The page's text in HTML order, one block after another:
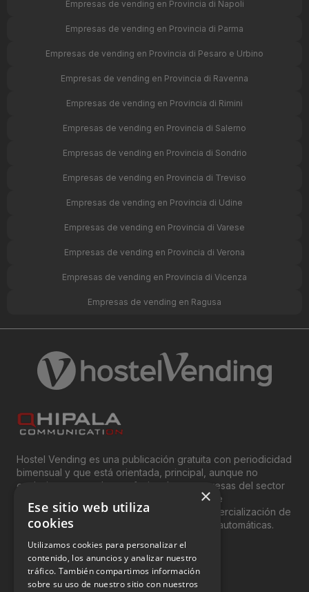
Empresas de vending en Provincia di Napoli
Empresas de vending en Provincia di Parma
Empresas de vending en Provincia di Pesaro e Urbino
Empresas de vending en Provincia di Ravenna
Empresas de vending en Provincia di Rimini
Empresas de vending en Provincia di Salerno
Empresas de vending en Provincia di Sondrio
Empresas de vending en Provincia di Treviso
Empresas de vending en Provincia di Udine
Empresas de vending en Provincia di Varese
Empresas de vending en Provincia di Verona
Empresas de vending en Provincia di Vicenza
Empresas de vending en Ragusa
Hostel Vending es una publicación gratuita con periodicidad
bimensual y que está orientada, principal, aunque no
exclusivamente, a los profesionales y empresas del sector
del “Vending”; nombre con el que se conoce
genéricamente entre profesionales a la comercialización de
productos y servicios a través de máquinas automáticas.
INFORMACIÓN LEGAL
Aviso Legal
×
Ese sitio web utiliza
cookies
Utilizamos cookies para personalizar el
contenido, los anuncios y analizar nuestro
tráfico. También compartimos información
sobre su uso de nuestro sitio con nuestros